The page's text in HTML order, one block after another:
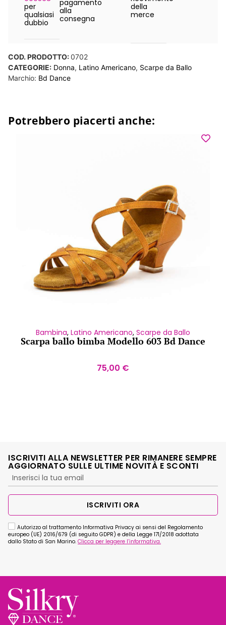
per
qualsiasi
dubbio
pagamento
alla
consegna
della
merce
COD. PRODOTTO:0702
CATEGORIE: Donna, Latino Americano, Scarpe da Ballo
Marchio: Bd Dance
Potrebbero piacerti anche:
Bambina, Latino Americano, Scarpe da Ballo
Scarpa ballo bimba Modello 603 Bd Dance
75,00 €
ISCRIVITI ALLA NEWSLETTER PER RIMANERE SEMPRE
AGGIORNATO SULLE ULTIME NOVITÀ E SCONTI
Autorizzo al trattamento Informativa Privacy ai sensi del Regolamento
europeo (UE) 2016/679 (di seguito GDPR) e della Legge 171/2018 adottata
dallo Stato di San Marino. Clicca per leggere l’informativa.
ISCRIVITI ORA